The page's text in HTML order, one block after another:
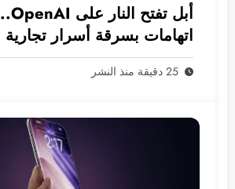
أبل تفتح النار على OpenAI..
اتهامات بسرقة أسرار تجارية
25 دقيقة منذ النشر